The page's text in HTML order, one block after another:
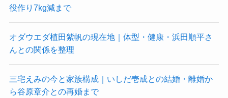
役作り7kg減まで
オダウエダ植田紫帆の現在地｜体型・健康・浜田順平さ
んとの関係を整理
三宅えみの今と家族構成｜いしだ壱成との結婚・離婚か
ら谷原章介との再婚まで